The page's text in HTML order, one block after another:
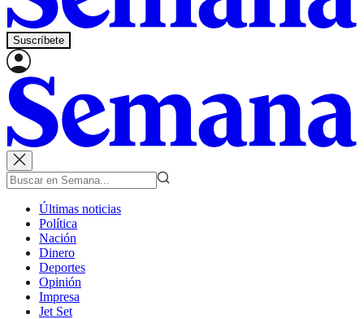
Suscríbete
Últimas noticias
Política
Nación
Dinero
Deportes
Opinión
Impresa
Jet Set